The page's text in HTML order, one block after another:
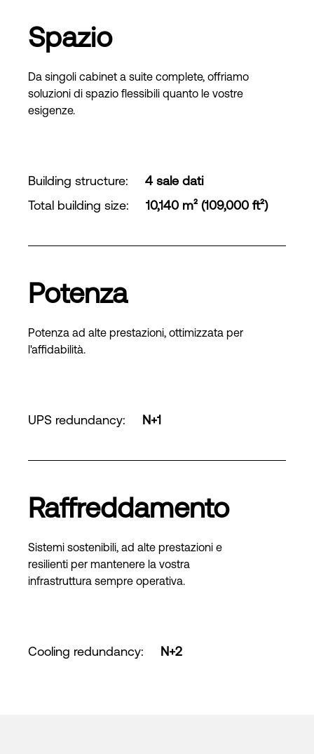
Spazio
Da singoli cabinet a suite complete, offriamo
soluzioni di spazio flessibili quanto le vostre
esigenze.
Building structure:
4 sale dati
Total building size: 10,140 m² (109,000 ft²)
Potenza
Potenza ad alte prestazioni, ottimizzata per
l'affidabilità.
UPS redundancy: N+1
Raffreddamento
Sistemi sostenibili, ad alte prestazioni e
resilienti per mantenere la vostra
infrastruttura sempre operativa.
Cooling redundancy: N+2